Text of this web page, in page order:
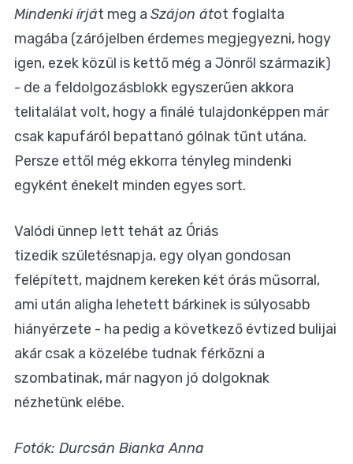
Mindenki írját meg a Szájon átot foglalta
magába (zárójelben érdemes megjegyezni, hogy
igen, ezek közül is kettő még a Jönről származik)
- de a feldolgozásblokk egyszerűen akkora
telitalálat volt, hogy a finálé tulajdonképpen már
csak kapufáról bepattanó gólnak tűnt utána.
Persze ettől még ekkorra tényleg mindenki
egyként énekelt minden egyes sort.
Valódi ünnep lett tehát az Óriás
tizedik születésnapja, egy olyan gondosan
felépített, majdnem kereken két órás műsorral,
ami után aligha lehetett bárkinek is súlyosabb
hiányérzete - ha pedig a következő évtized bulijai
akár csak a közelébe tudnak férkőzni a
szombatinak, már nagyon jó dolgoknak
nézhetünk elébe.
Fotók: Durcsán Bianka Anna